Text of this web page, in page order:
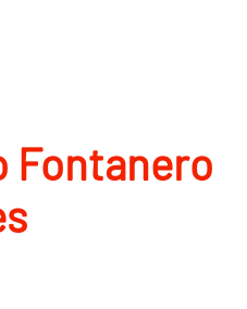
Fontanero